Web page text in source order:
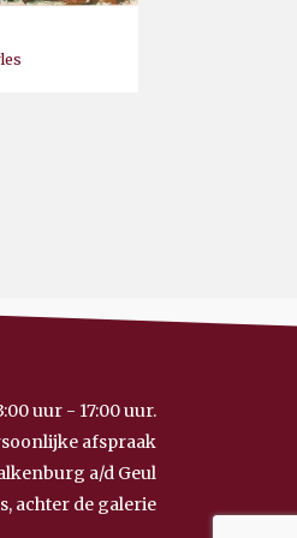
uur - 17:00 uur.
afspraak
a/d Geul
achter de galerie